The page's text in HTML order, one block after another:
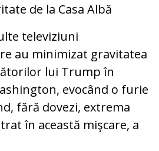
de la Casa Albă
televiziuni
au minimizat gravitatea
lui Trump în
evocând o furie
fără dovezi, extrema
în această mişcare, a